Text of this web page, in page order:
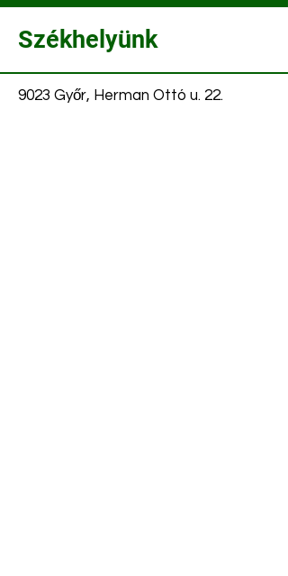
Székhelyünk
9023 Győr, Herman Ottó u. 22.